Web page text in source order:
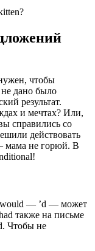
чтобы
дано было
результат.
и мечтах? Или,
справились со
действовать
мама не горюй. В
would — ’d — может
также на письме
Чтобы не